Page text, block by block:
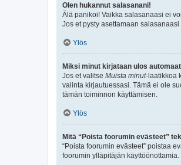
Olen hukannut salasanani!
Älä panikoi! Vaikka salasanaasi ei
Jos et pysty asettamaan
Ylös
Miksi minut kirjataan ulos
Jos et valitse Muista minut-laatikkoa
valinta kirjautuessasi. Tämä ei ole
tämän toiminnon käyttämisen.
Ylös
Mitä “Poista foorumin evästeet”
“Poista foorumin evästeet” poistaa
foorumin ylläpitäjän